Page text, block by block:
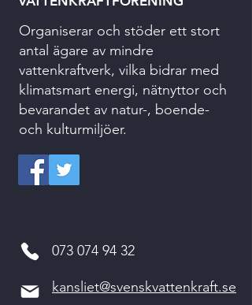
Organiserar och stöder ett stort
antal ägare av mindre
vattenkraftverk, vilka bidrar med
klimatsmart energi, nätnyttor och
bevarandet av natur-, boende-
och kulturmiljöer.
073 074 94 32
kansliet@svenskvattenkraft.se